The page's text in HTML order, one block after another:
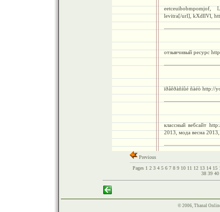
eetceuibobmpomjof,
levitra[/url], kXdllVl,
отзывчивый ресурс
ïðåêðàñíûé ñàéò http://
классный вебсайт
2013, мода весна
Previous
Pages 1 2 3 4 5 6 7 8 9 10 11 12 13 14 15
38 39 40
© 2006, Thanal